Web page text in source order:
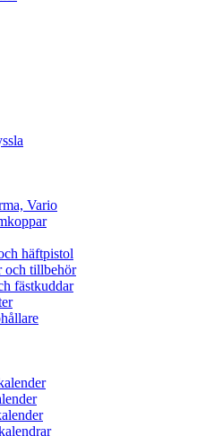
Vario
häftpistol
och tillbehör
fästkuddar